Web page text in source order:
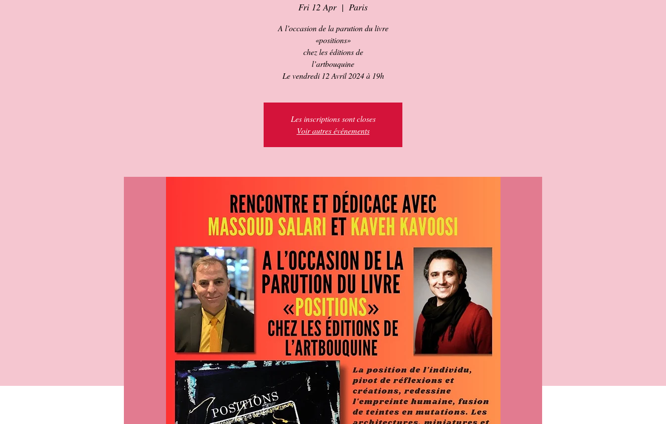
Fri 12 Apr
  |
Paris
A l’occasion de la parution du livre
«positions»
chez les éditions de
l’artbouquine
Le vendredi 12 Avril 2024 à 19h
Les inscriptions sont closes
Voir autres événements